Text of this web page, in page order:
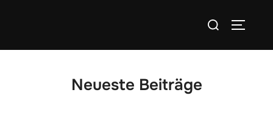
Suchen
Neueste Beiträge